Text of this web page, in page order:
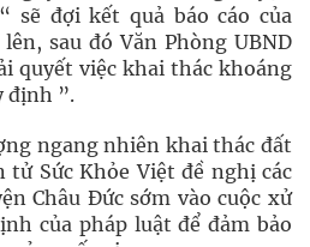
sẽ đợi kết quả báo cáo của
sau đó Văn Phòng UBND
quyết việc khai thác khoáng
định ”.
ngang nhiên khai thác đất
Sức Khỏe Việt đề nghị các
Châu Đức sớm vào cuộc xử
của pháp luật để đảm bảo